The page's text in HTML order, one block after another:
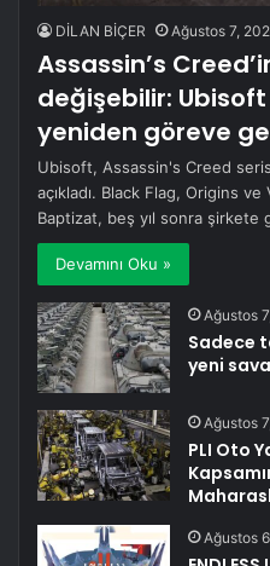
DİLAN BİÇER Ağustos 7,
Assassin’s
değişebilir:
yeniden göreve
Ubisoft, Assassin's Creed
açıkladı. Black Flag, Origins
Baptizat, beş yıl sonra şirkete
Devamını Oku »
Ağustos
Sadece
yeni
Ağustos
PLI Oto
Ağustos